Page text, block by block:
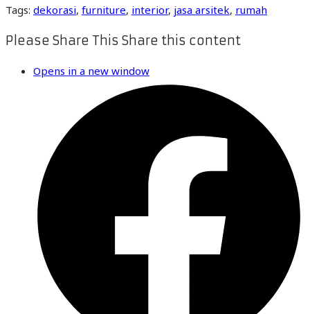
Tags: dekorasi, furniture, interior, jasa arsitek, rumah
Please Share This Share this content
Opens in a new window